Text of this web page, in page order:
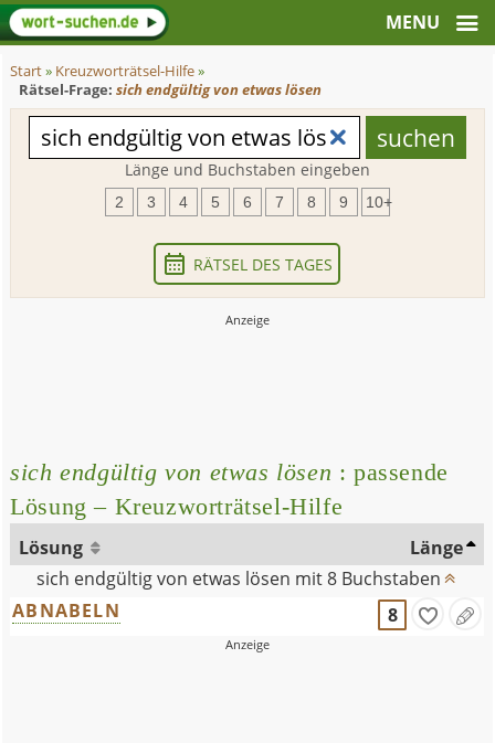
Start» Kreuzworträtsel-Hilfe»
Rätsel-Frage: sich endgültig von etwas lösen
Länge und Buchstaben eingeben
2 3 4 5 6 7 8 9 10+
RÄTSEL DES TAGES
sich endgültig von etwas lösen : passende
Lösung – Kreuzworträtsel-Hilfe
Lösung
Länge
sich endgültig von etwas lösen mit 8 Buchstaben
ABNABELN
8